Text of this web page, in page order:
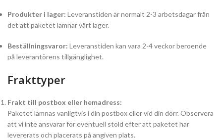
Produkter i lager: Leveranstiden är normalt 2-3 arbetsdagar från
det att paketet lämnar vårt lager.
Beställningsvaror: Leveranstiden kan vara 2-4 veckor beroende
på leverantörens tillgänglighet.
Frakttyper
Frakt till postbox eller hemadress:
Paketet lämnas vanligtvis i din postbox eller vid din dörr. Observera
att vi inte ansvarar för eventuell stöld efter att paketet har
levererats och placerats på angiven plats.